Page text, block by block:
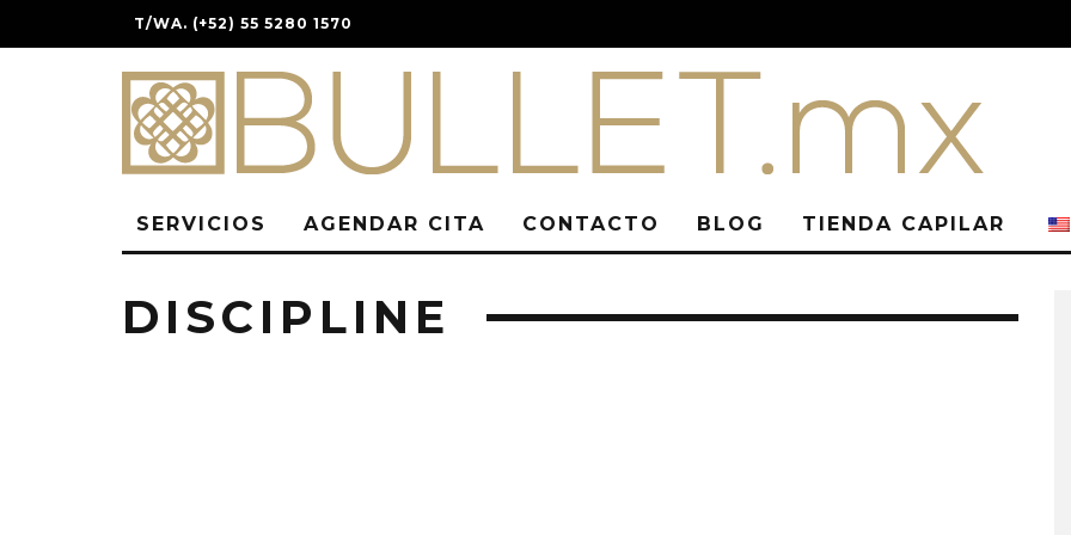
T/WA. (+52) 55 5280 1570
SERVICIOS AGENDAR CITA CONTACTO BLOG TIENDA CAPILAR
DISCIPLINE